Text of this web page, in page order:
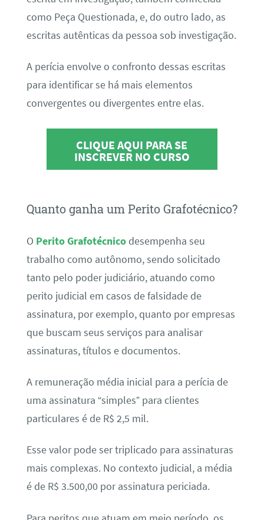
como Peça Questionada, e, do outro lado, as
escritas autênticas da pessoa sob investigação.
A perícia envolve o confronto dessas escritas
para identificar se há mais elementos
convergentes ou divergentes entre elas.
CLIQUE AQUI PARA SE
INSCREVER NO CURSO
Quanto ganha um Perito Grafotécnico?
O Perito Grafotécnicodesempenha seu
trabalho como autônomo, sendo solicitado
tanto pelo poder judiciário, atuando como
perito judicial em casos de falsidade de
assinatura, por exemplo, quanto por empresas
que buscam seus serviços para analisar
assinaturas, títulos e documentos.
A remuneração média inicial para a perícia de
uma assinatura “simples” para clientes
particulares é de R$ 2,5 mil.
Esse valor pode ser triplicado para assinaturas
mais complexas. No contexto judicial, a média
é de R$ 3.500,00 por assinatura periciada.